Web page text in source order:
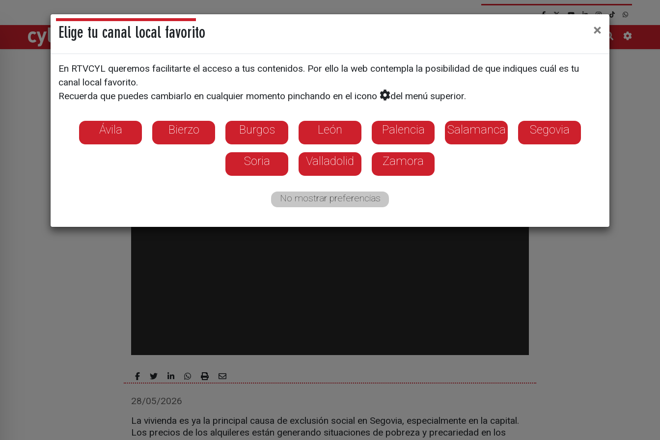
Directos Noticias
La vivienda, principal causa de exclusión
social
28/05/2026
La vivienda es ya la principal causa de exclusión social en Segovia, especialmente en la capital.
Los precios de los alquileres están generando situaciones de pobreza y precariedad en los
Elige tu canal local favorito ×
En RTVCYL queremos facilitarte el acceso a tus contenidos. Por ello la web contempla la posibilidad de que indiques cuál es tu
canal local favorito.
Recuerda que puedes cambiarlo en cualquier momento pinchando en el icono
del menú superior.
Ávila Bierzo Burgos León Palencia Salamanca Segovia
Soria Valladolid Zamora
No mostrar preferencias